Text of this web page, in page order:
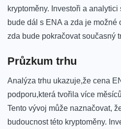
kryptoměny. Investoři a
bude‌ dál s ENA a zda‍ je
zda bude pokračovat současný
Průzkum trhu
Analýza trhu ukazuje,že cena
podporu,která tvořila více
Tento vývoj může naznačovat,
budoucnost této kryptoměny.